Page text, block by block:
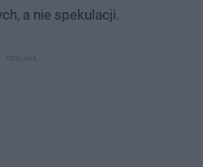
a nie spekulacji.